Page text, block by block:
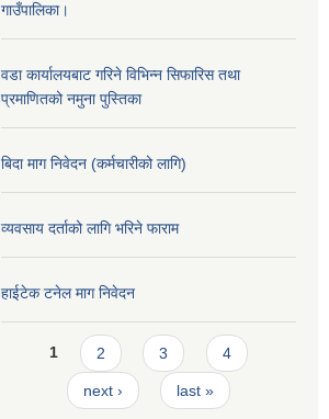
गाउँपालिका।
वडा कार्यालयबाट गरिने विभिन्न सिफारिस तथा
प्रमाणितको नमुना पुस्तिका
बिदा माग निवेदन (कर्मचारीको लागि)
व्यवसाय दर्ताको लागि भरिने फाराम
हाईटेक टनेल माग निवेदन
Pages
1 2 3 4
next › last »